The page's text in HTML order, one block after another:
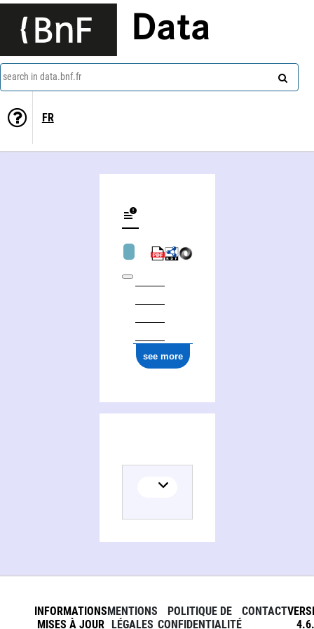
Data
search in data.bnf.fr
FR
see more
INFORMATIONS
MISES À JOUR
MENTIONS
LÉGALES
POLITIQUE DE
CONFIDENTIALITÉ
CONTACT